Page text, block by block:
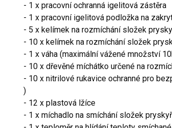
- 1 x pracovní ochranná igelitová zástěra
- 1 x pracovní igelitová podložka na
- 5 x kelímek na rozmíchání složek
- 10 x kelímek na rozmíchání složek
- 1 x váha (maximální vážené množství
- 10 x dřevěné míchátko určené na
- 10 x nitrilové rukavice ochranné pro
)
- 12 x plastová lžíce
- 1 x míchadlo na smíchání složek